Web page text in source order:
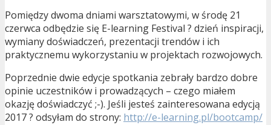
Pomiędzy dwoma dniami warsztatowymi, w środę 21
czerwca odbędzie się E-learning Festival ? dzień inspiracji,
wymiany doświadczeń, prezentacji trendów i ich
praktycznemu wykorzystaniu w projektach rozwojowych.
Poprzednie dwie edycje spotkania zebrały bardzo dobre
opinie uczestników i prowadzących – czego miałem
okazję doświadczyć ;-). Jeśli jesteś zainteresowana edycją
2017 ? odsyłam do strony: http://e-learning.pl/bootcamp/